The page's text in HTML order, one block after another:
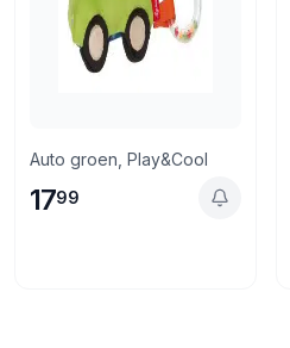
Auto groen, Play&Cool
1799